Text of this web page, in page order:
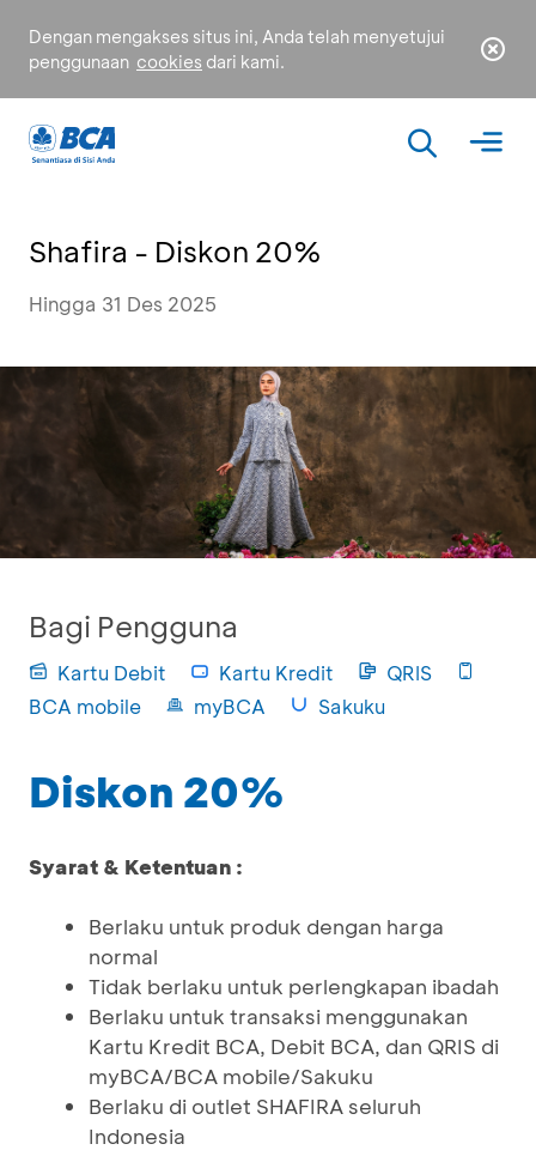
Dengan mengakses situs ini, Anda telah menyetujui
penggunaan cookies dari kami.
Shafira - Diskon 20%
Hingga 31 Des 2025
Bagi Pengguna
Kartu Debit Kartu Kredit
QRIS
BCA mobile
myBCA Sakuku
Diskon 20%
Syarat & Ketentuan :
Berlaku untuk produk dengan harga
normal
Tidak berlaku untuk perlengkapan ibadah
Berlaku untuk transaksi menggunakan
Kartu Kredit BCA, Debit BCA, dan QRIS di
myBCA/BCA mobile/Sakuku
Berlaku di outlet SHAFIRA seluruh
Indonesia